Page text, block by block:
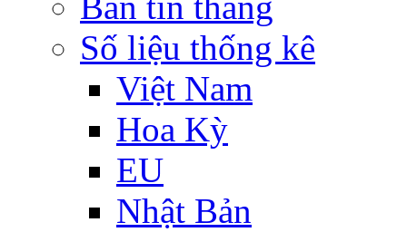
Số liệu thống kê
Việt Nam
Hoa Kỳ
EU
Nhật Bản